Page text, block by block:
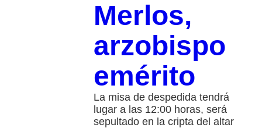
Merlos,
arzobispo
emérito
La misa de despedida tendrá
lugar a las 12:00 horas, será
sepultado en la cripta del altar